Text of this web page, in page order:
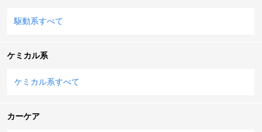
駆動系すべて
ケミカル系
ケミカル系すべて
カーケア